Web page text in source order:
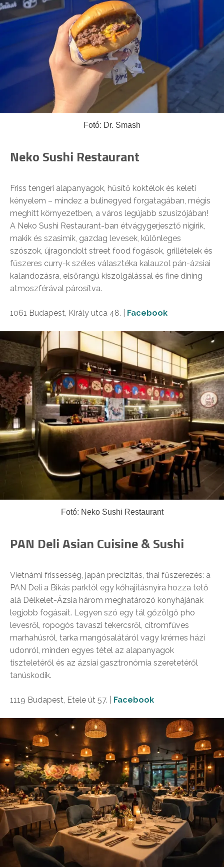
Fotó: Dr. Smash
Neko Sushi Restaurant
Friss tengeri alapanyagok, hűsítő koktélok és keleti
kényelem – mindez a bulinegyed forgatagában, mégis
meghitt környezetben, a város legújabb szusizójában!
A Neko Sushi Restaurant-ban étvágygerjesztő nigirik,
makik és szasimik, gazdag levesek, különleges
szószok, újragondolt street food fogások, grillételek és
fűszeres curry-k széles választéka kalauzol pán-ázsiai
kalandozásra, elsőrangú kiszolgálással és fine dining
atmoszférával párosítva.
1061 Budapest, Király utca 48. | Facebook
Fotó: Neko Sushi Restaurant
PAN Deli Asian Cuisine & Sushi
Vietnámi frissesség, japán precizitás, thai fűszerezés: a
PAN Deli a Bikás parktól egy kőhajításnyira hozza tető
alá Délkelet-Ázsia három meghatározó konyhájának
legjobb fogásait. Legyen szó egy tál gőzölgő pho
levesről, ropogós tavaszi tekercsről, citromfüves
marhahúsról, tarka mangósalátáról vagy krémes házi
udonról, minden egyes tétel az alapanyagok
tiszteletéről és az ázsiai gasztronómia szeretetéről
tanúskodik.
1119 Budapest, Etele út 57. | Facebook